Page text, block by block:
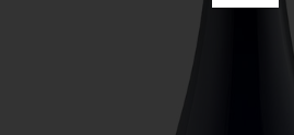
Domaine Oury-